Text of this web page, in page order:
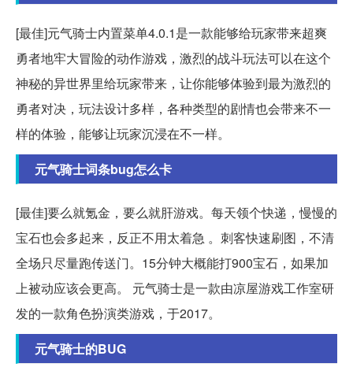
[最佳]元气骑士内置菜单4.0.1是一款能够给玩家带来超爽
勇者地牢大冒险的动作游戏，激烈的战斗玩法可以在这个
神秘的异世界里给玩家带来，让你能够体验到最为激烈的
勇者对决，玩法设计多样，各种类型的剧情也会带来不一
样的体验，能够让玩家沉浸在不一样。
元气骑士词条bug怎么卡
[最佳]要么就氪金，要么就肝游戏。每天领个快递，慢慢的
宝石也会多起来，反正不用太着急 。刺客快速刷图，不清
全场只尽量跑传送门。15分钟大概能打900宝石，如果加
上被动应该会更高。 元气骑士是一款由凉屋游戏工作室研
发的一款角色扮演类游戏，于2017。
元气骑士的BUG